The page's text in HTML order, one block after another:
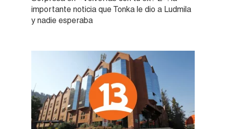
importante noticia que Tonka le dio a Ludmila
y nadie esperaba